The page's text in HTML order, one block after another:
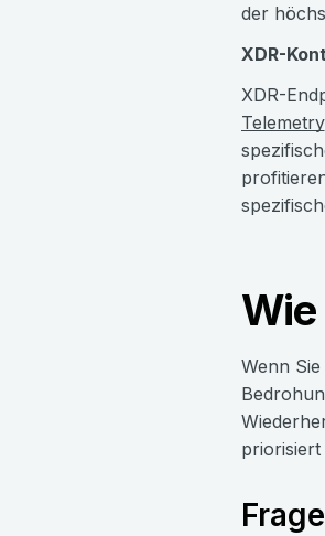
der
XDR-
XDR-
Telemetry
Wenn